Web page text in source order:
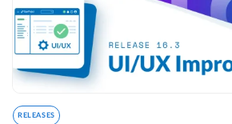
RELEASES